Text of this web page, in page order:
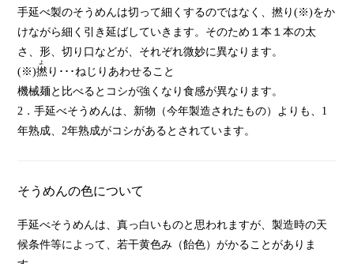
手延べ製のそうめんは切って細くするのではなく、撚り(※)をか
けながら細く引き延ばしていきます。そのため１本１本の太
さ、形、切り口などが、それぞれ微妙に異なります。
(※)撚
よ
り･･･ねじりあわせること
機械麺と比べるとコシが強くなり食感が異なります。
2．手延べそうめんは、新物（今年製造されたもの）よりも、1
年熟成、2年熟成がコシがあるとされています。
そうめんの色について
手延べそうめんは、真っ白いものと思われますが、製造時の天
候条件等によって、若干黄色み（飴色）がかることがありま